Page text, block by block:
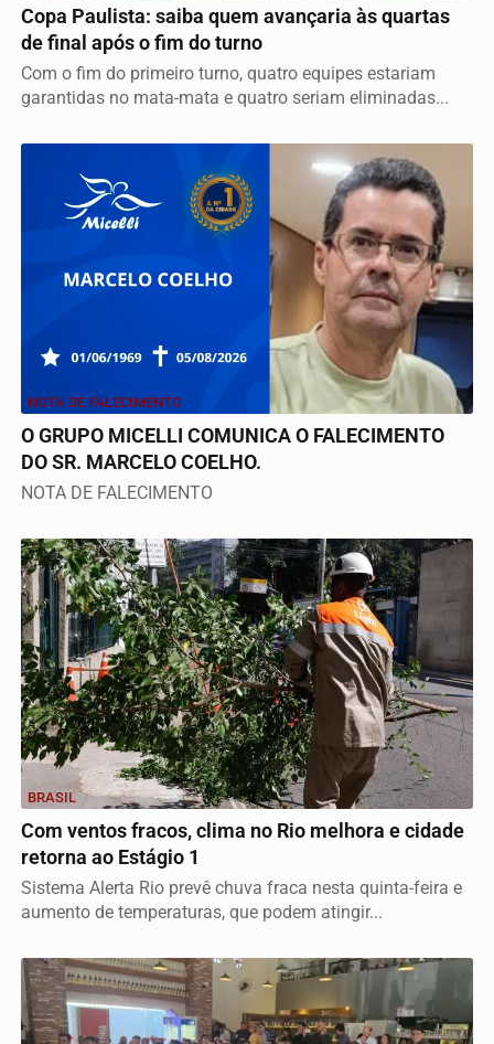
Copa Paulista: saiba quem avançaria às quartas
de final após o fim do turno
Com o fim do primeiro turno, quatro equipes estariam
garantidas no mata-mata e quatro seriam eliminadas...
NOTA DE FALECIMENTO
O GRUPO MICELLI COMUNICA O FALECIMENTO
DO SR. MARCELO COELHO.
NOTA DE FALECIMENTO
BRASIL
Com ventos fracos, clima no Rio melhora e cidade
retorna ao Estágio 1
Sistema Alerta Rio prevê chuva fraca nesta quinta-feira e
aumento de temperaturas, que podem atingir...